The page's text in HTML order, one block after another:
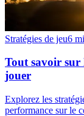
Stratégies de jeu6
Tout savoir sur
jouer
Explorez les
performance sur le